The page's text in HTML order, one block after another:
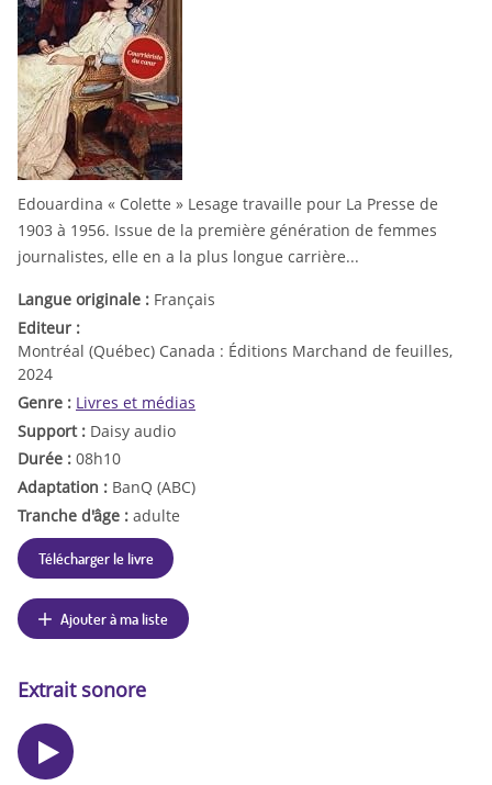
Edouardina « Colette » Lesage travaille pour La Presse de
1903 à 1956. Issue de la première génération de femmes
journalistes, elle en a la plus longue carrière...
Langue originale : Français
Editeur :
Montréal (Québec) Canada : Éditions Marchand de feuilles,
2024
Genre : Livres et médias
Support : Daisy audio
Durée : 08h10
Adaptation : BanQ (ABC)
Tranche d'âge : adulte
Télécharger le livre
Ajouter à ma liste
Extrait sonore